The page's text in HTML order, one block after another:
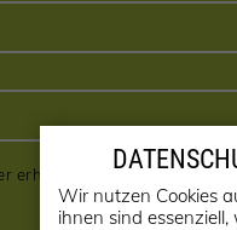
erhalten! (kann jederzeit
Wir nutzen Cookies
ihnen sind